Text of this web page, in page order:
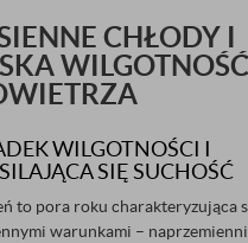
CHŁODY I
WILGOTNOŚĆ
WILGOTNOŚCI I
SIĘ SUCHOŚĆ
to pora roku charakteryzująca
warunkami –